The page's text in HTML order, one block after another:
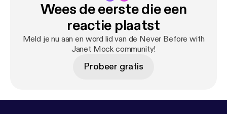
Wees de eerste die een
reactie plaatst
Meld je nu aan en word lid van de Never Before with
Janet Mock community!
Probeer gratis